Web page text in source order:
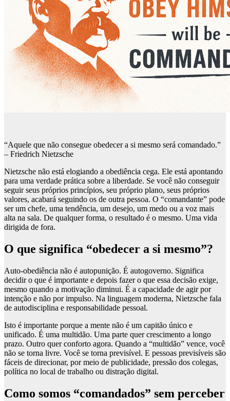
“Aquele que não consegue obedecer a si mesmo será comandado.”
– Friedrich Nietzsche
Nietzsche não está elogiando a obediência cega. Ele está apontando
para uma verdade prática sobre a liberdade. Se você não conseguir
seguir seus próprios princípios, seu próprio plano, seus próprios
valores, acabará seguindo os de outra pessoa. O “comandante” pode
ser um chefe, uma tendência, um desejo, um medo ou a voz mais
alta na sala. De qualquer forma, o resultado é o mesmo. Uma vida
dirigida de fora.
O que significa “obedecer a si mesmo”?
Auto-obediência não é autopunição. É autogoverno. Significa
decidir o que é importante e depois fazer o que essa decisão exige,
mesmo quando a motivação diminui. É a capacidade de agir por
intenção e não por impulso. Na linguagem moderna, Nietzsche fala
de autodisciplina e responsabilidade pessoal.
Isto é importante porque a mente não é um capitão único e
unificado. É uma multidão. Uma parte quer crescimento a longo
prazo. Outro quer conforto agora. Quando a “multidão” vence, você
não se torna livre. Você se torna previsível. E pessoas previsíveis são
fáceis de direcionar, por meio de publicidade, pressão dos colegas,
política no local de trabalho ou distração digital.
Como somos “comandados” sem perceber